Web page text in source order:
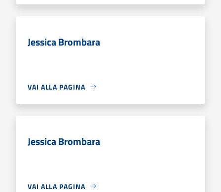
Jessica Brombara
VAI ALLA PAGINA
Jessica Brombara
VAI ALLA PAGINA